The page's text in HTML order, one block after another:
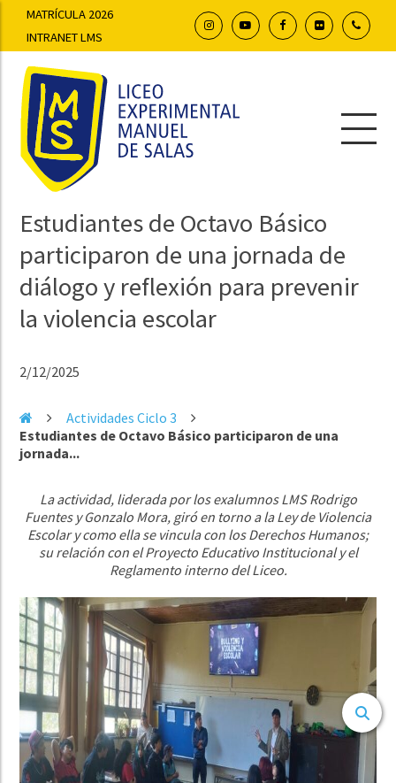
MATRÍCULA 2026
INTRANET LMS
Estudiantes de Octavo Básico
participaron de una jornada de
diálogo y reflexión para prevenir
la violencia escolar
2/12/2025
Actividades Ciclo 3
Estudiantes de Octavo Básico participaron de una
jornada...
La actividad, liderada por los exalumnos LMS Rodrigo
Fuentes y Gonzalo Mora, giró en torno a la Ley de Violencia
Escolar y como ella se vincula con los Derechos Humanos;
su relación con el Proyecto Educativo Institucional y el
Reglamento interno del Liceo.